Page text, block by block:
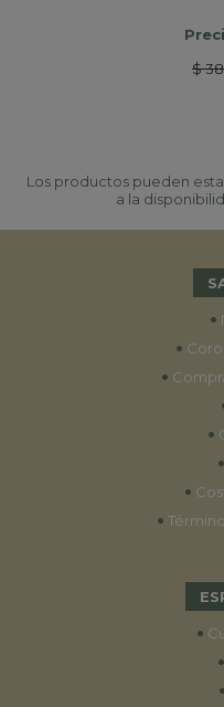
$
Los productos pueden
a la
•
•
•
•
•
•
•
•
•
•